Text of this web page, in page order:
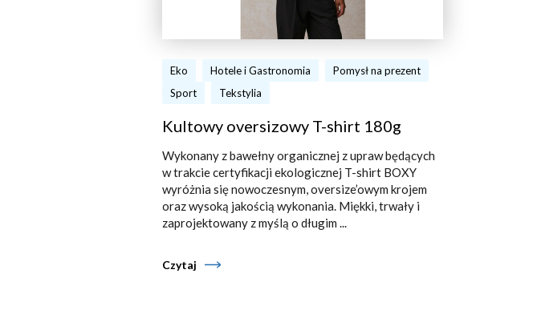
Eko Hotele i Gastronomia
Pomysł na prezent
Sport
Tekstylia
Kultowy oversizowy T-shirt 180g
Wykonany z bawełny organicznej z upraw będących
w trakcie certyfikacji ekologicznej T-shirt BOXY
wyróżnia się nowoczesnym, oversize’owym krojem
oraz wysoką jakością wykonania. Miękki, trwały i
zaprojektowany z myślą o długim ...
Czytaj